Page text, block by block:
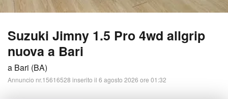
Suzuki Jimny 1.5 Pro 4wd allgrip
nuova a Bari
a Bari (BA)
Annuncio nr.15616528 inserito il 6 agosto 2026 ore 01:32